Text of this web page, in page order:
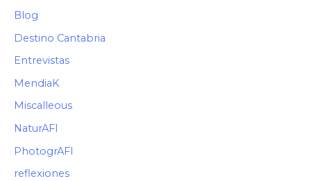
Blog
Destino Cantabria
Entrevistas
MendiaK
Miscalleous
NaturAFI
PhotogrAFI
reflexiones